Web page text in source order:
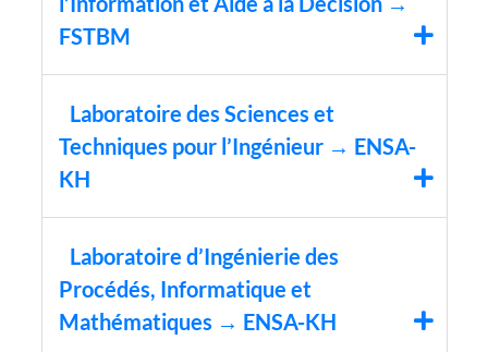
FSTBM
Laboratoire des Sciences et
Techniques pour l’Ingénieur → ENSA-
KH
Laboratoire d’Ingénierie des
Procédés, Informatique et
Mathématiques → ENSA-KH